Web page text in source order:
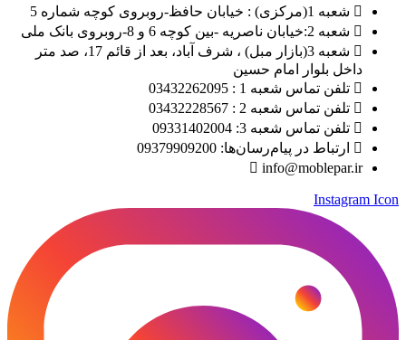
شعبه 1(مرکزی) : خیابان حافظ-روبروی کوچه شماره 5
شعبه 2:خیابان ناصریه -بین کوچه 6 و 8-روبروی بانک ملی
شعبه 3(بازار مبل) ، شرف آباد، بعد از قائم 17، صد متر
داخل بلوار امام حسین
تلفن تماس شعبه 1 : 03432262095
تلفن تماس شعبه 2 : 03432228567
تلفن تماس شعبه 3: 09331402004
ارتباط در پیام‌رسان‌ها: 09379909200
info@moblepar.ir
Instagram Icon